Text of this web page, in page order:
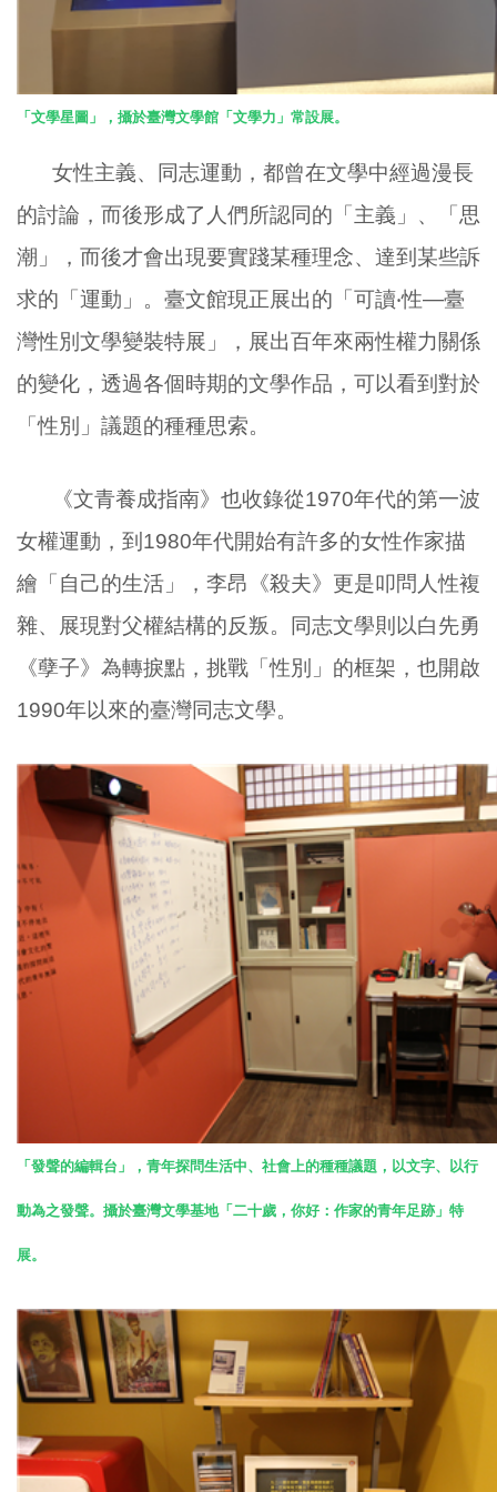
「文學星圖」，攝於臺灣文學館「文學力」常設展。
女性主義、同志運動，都曾在文學中經過漫長
的討論，而後形成了人們所認同的「主義」、「思
潮」，而後才會出現要實踐某種理念、達到某些訴
求的「運動」。臺文館現正展出的「可讀‧性—臺
灣性別文學變裝特展」，展出百年來兩性權力關係
的變化，透過各個時期的文學作品，可以看到對於
「性別」議題的種種思索。
《文青養成指南》也收錄從1970年代的第一波
女權運動，到 1980年代開始有許多的女性作家描
繪「自己的生活」，李昂《殺夫》更是叩問人性複
雜、展現對父權結構的反叛。同志文學則以白先勇
《孽子》為轉捩點，挑戰「性別」的框架，也開啟
1990年以來的臺灣同志文學。
「發聲的編輯台」，青年探問生活中、社會上的種種議題，以文字、以行
動為之發聲。攝於臺灣文學基地「二十歲，你好：作家的青年足跡」特
展。